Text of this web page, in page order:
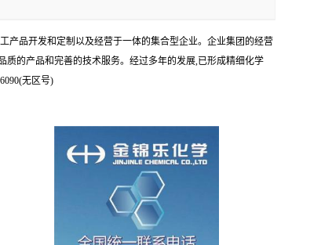
产品开发和定制以及经营于一体的集合型企业。企业集团的经营
的产品和完善的技术服务。经过多年的发展,已形成精细化学
无区号)